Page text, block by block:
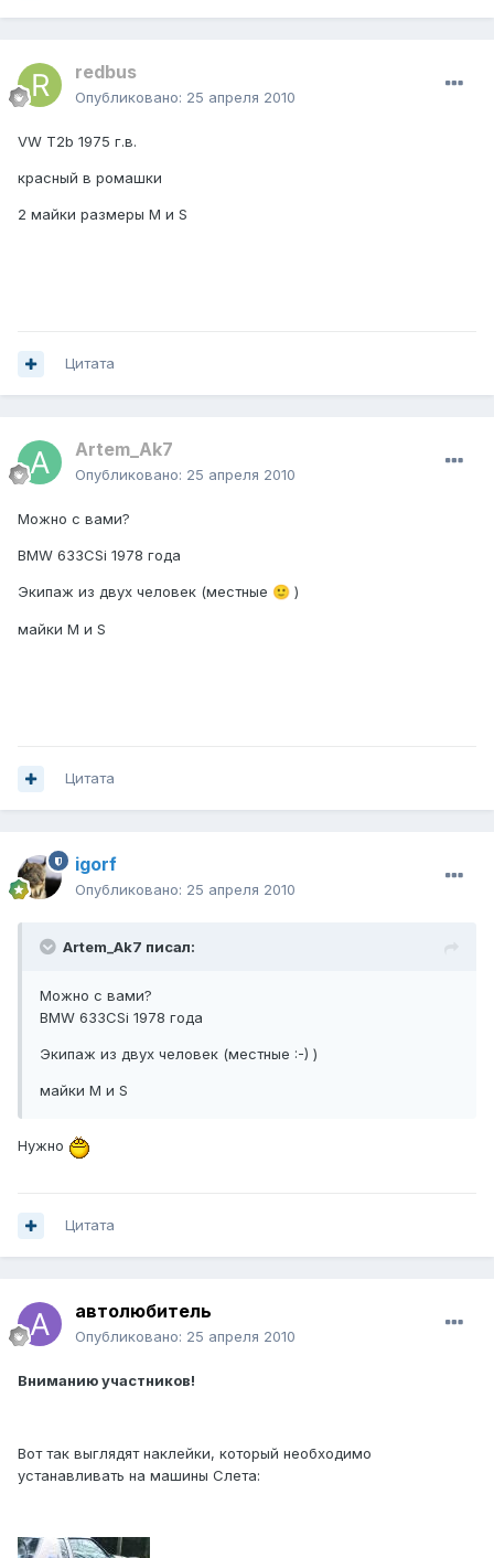
redbus
Опубликовано: 25 апреля 2010
VW T2b 1975 г.в.
красный в ромашки
2 майки размеры M и S
Цитата
Artem_Ak7
Опубликовано: 25 апреля 2010
Можно с вами?
BMW 633CSi 1978 года
Экипаж из двух человек (местные 🙂 )
майки М и S
Цитата
igorf
Опубликовано: 25 апреля 2010
Artem_Ak7 писал:
Можно с вами?
BMW 633CSi 1978 года
Экипаж из двух человек (местные :-) )
майки М и S
Нужно
Цитата
автолюбитель
Опубликовано: 25 апреля 2010
Вниманию участников!
Вот так выглядят наклейки, который необходимо
устанавливать на машины Слета: